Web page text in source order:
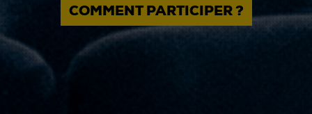
COMMENT PARTICIPER ?